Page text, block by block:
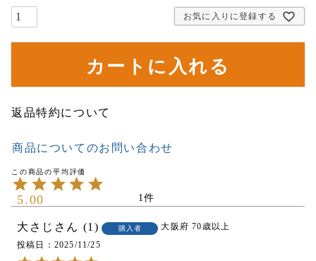
お気に入りに登録する
カートに入れる
返品特約について
商品についてのお問い合わせ
5.00 1
大さじ 1 購入者 大阪府 70歳以上
投稿日
2025/11/25